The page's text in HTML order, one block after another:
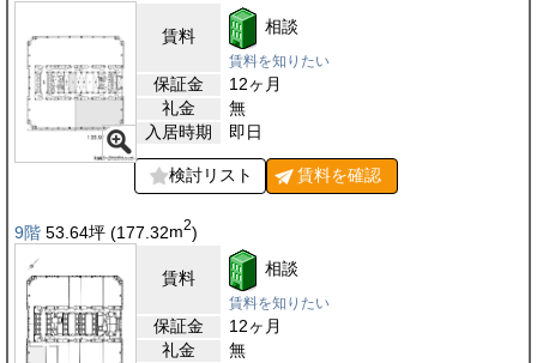
賃料 相談
賃料を知りたい
保証金
12ヶ月
礼金
無
入居時期
即日
検討リスト 賃料を確認
9階 53.64坪 (177.32m2)
賃料 相談
賃料を知りたい
保証金
12ヶ月
礼金
無